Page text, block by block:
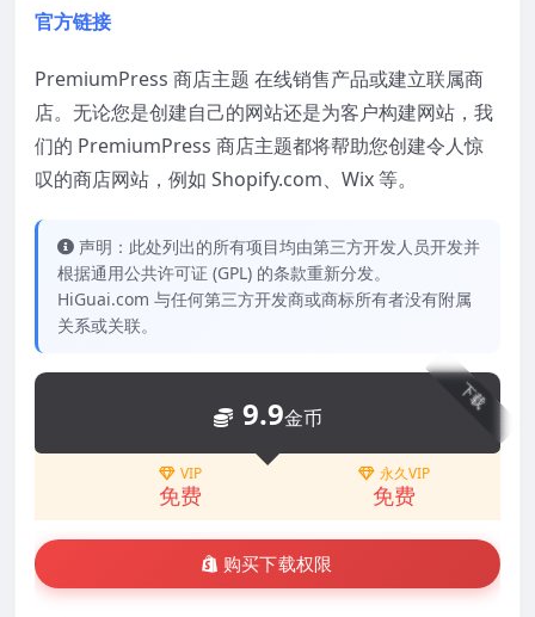
官方链接
PremiumPress 商店主题 在线销售产品或建立联属商
店。无论您是创建自己的网站还是为客户构建网站，我
们的 PremiumPress 商店主题都将帮助您创建令人惊
叹的商店网站，例如 Shopify.com、Wix 等。
声明：此处列出的所有项目均由第三方开发人员开发并
根据通用公共许可证 (GPL) 的条款重新分发。
HiGuai.com 与任何第三方开发商或商标所有者没有附属
关系或关联。
下载
9.9金币
VIP
免费
永久VIP
免费
购买下载权限